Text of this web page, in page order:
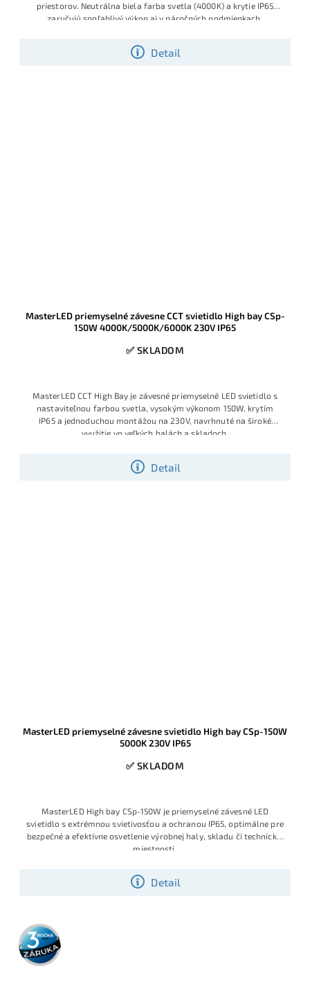
Detail
priestorov. Neutrálna biela farba svetla (4000K) a krytie IP65
zaručujú spoľahlivý výkon aj v náročných podmienkach.
MasterLED priemyselné závesne CCT svietidlo High bay CSp-
150W 4000K/5000K/6000K 230V IP65
✅ SKLADOM
Detail
MasterLED CCT High Bay je závesné priemyselné LED svietidlo s
nastaviteľnou farbou svetla, vysokým výkonom 150W, krytím
IP65a jednoduchou montážou na 230V, navrhnuté na široké
využitie vo veľkých halách a skladoch.
MasterLED priemyselné závesne svietidlo High bay CSp-150W
5000K 230V IP65
✅ SKLADOM
Detail
MasterLED High bay CSp-150W je priemyselné závesné LED
svietidlo s extrémnou svietivosťou a ochranou IP65, optimálne pre
bezpečné a efektívne osvetlenie výrobnej haly, skladu či technickej
miestnosti.
3 roky
záruka